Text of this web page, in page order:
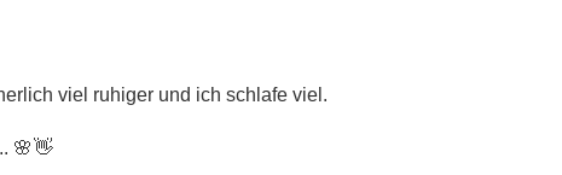
viel ruhiger und ich schlafe viel.
🌸👋